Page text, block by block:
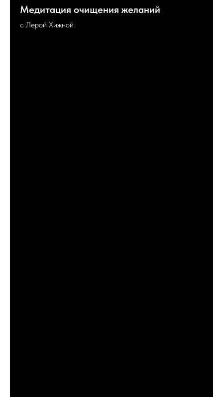
Медитация очищения желаний
с Лерой Хижной